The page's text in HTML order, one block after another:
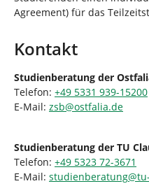
Agreement) für das
Kontakt
Studienberatung der
Telefon: +49 5331 939-15200
E-Mail: zsb@ostfalia.de
Studienberatung der TU
Telefon: +49 5323 72-3671
E-Mail: studienberatung@